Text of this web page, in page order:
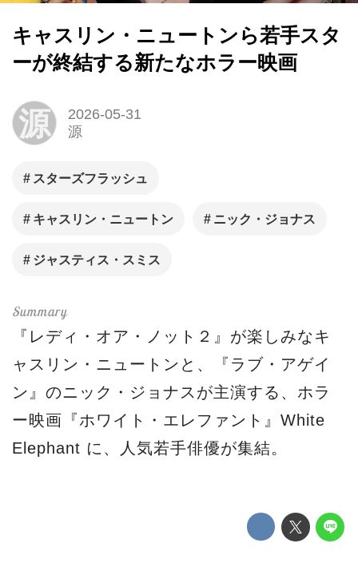
キャスリン・ニュートンら若手スタ
ーが終結する新たなホラー映画
源
2026-05-31
源
スターズフラッシュ
キャスリン・ニュートン ニック・ジョナス
ジャスティス・スミス
『レディ・オア・ノット２』が楽しみなキ
ャスリン・ニュートンと、『ラブ・アゲイ
ン』のニック・ジョナスが主演する、ホラ
ー映画『ホワイト・エレファント』White
Elephant に、人気若手俳優が集結。